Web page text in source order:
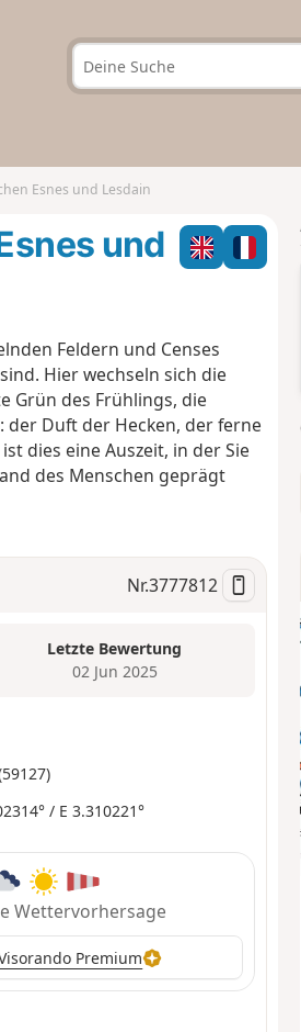
Esnes und Lesdain
und
Feldern und Censes
Hier wechseln sich die
Grün des Frühlings, die
der Duft der Hecken, der ferne
dies eine Auszeit, in der Sie
des Menschen geprägt
Nr.3777812
Letzte Bewertung
02 Jun 2025
/ E 3.310221°
Wettervorhersage
Premium